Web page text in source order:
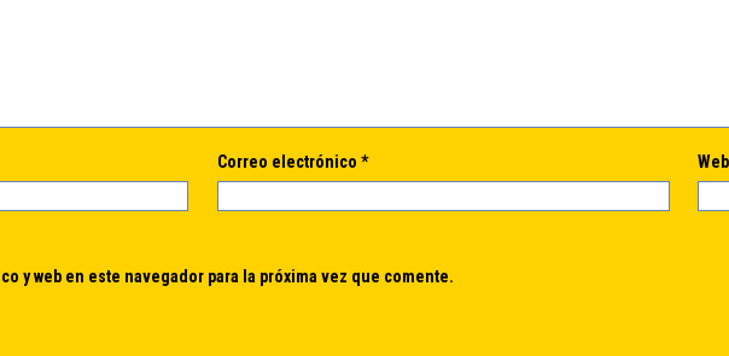
Correo electrónico* Web
y web en este navegador para la próxima vez que comente.